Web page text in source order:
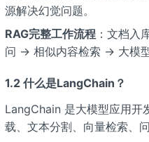
源解决幻觉问题。
RAG完整工作流程：文档入
问 → 相似内容检索 → 大模
1.2 什么是LangChain？
LangChain 是大模型应用开
载、文本分割、向量检索、